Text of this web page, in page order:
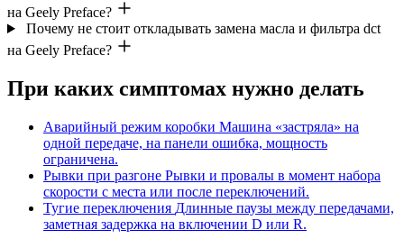
на Geely Preface?
Почему не стоит откладывать замена масла и фильтра dct
на Geely Preface?
При каких симптомах нужно делать
Аварийный режим коробки Машина «застряла» на
одной передаче, на панели ошибка, мощность
ограничена.
Рывки при разгоне Рывки и провалы в момент набора
скорости с места или после переключений.
Тугие переключения Длинные паузы между передачами,
заметная задержка на включении D или R.